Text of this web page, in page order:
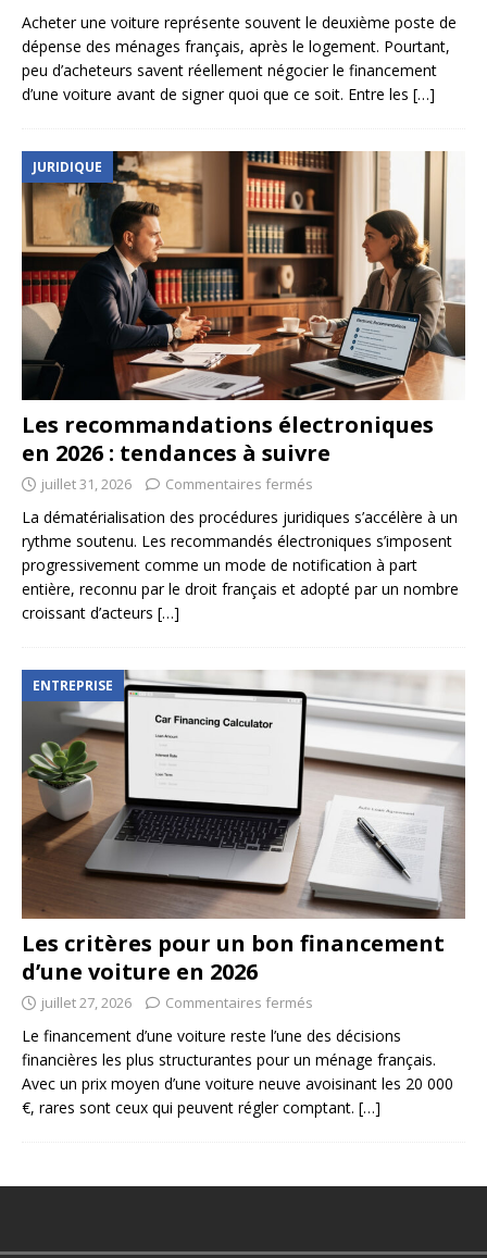
Acheter une voiture représente souvent le deuxième poste de
dépense des ménages français, après le logement. Pourtant,
peu d’acheteurs savent réellement négocier le financement
d’une voiture avant de signer quoi que ce soit. Entre les […]
JURIDIQUE
Les recommandations électroniques
en 2026 : tendances à suivre
juillet 31, 2026 Commentaires fermés
La dématérialisation des procédures juridiques s’accélère à un
rythme soutenu. Les recommandés électroniques s’imposent
progressivement comme un mode de notification à part
entière, reconnu par le droit français et adopté par un nombre
croissant d’acteurs […]
ENTREPRISE
Les critères pour un bon financement
d’une voiture en 2026
juillet 27, 2026 Commentaires fermés
Le financement d’une voiture reste l’une des décisions
financières les plus structurantes pour un ménage français.
Avec un prix moyen d’une voiture neuve avoisinant les 20 000
€, rares sont ceux qui peuvent régler comptant. […]